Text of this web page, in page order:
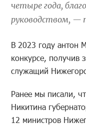
четыре года,
руководством, —
В 2023 году антон
конкурсе, получив
служащий
Ранее мы писали,
Никитина
12 министров